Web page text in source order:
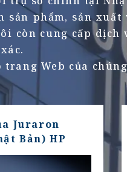
phẩm, sản
còn cung cấp
Web của
Juraron
Bản) HP